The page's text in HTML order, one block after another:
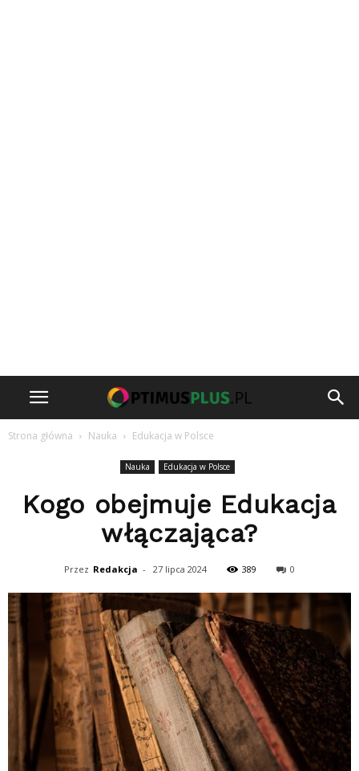
Strona główna Nauka Edukacja w Polsce
Nauka Edukacja w Polsce
Kogo obejmuje Edukacja
włączająca?
Przez Redakcja - 27 lipca 2024 389 0